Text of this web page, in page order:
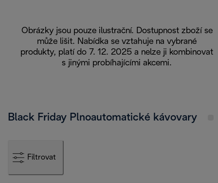
Obrázky jsou pouze ilustrační. Dostupnost zboží se
může lišit. Nabídka se vztahuje na vybrané
produkty, platí do 7. 12. 2025 a nelze ji kombinovat
s jinými probíhajícími akcemi.
Black Friday Plnoautomatické kávovary
Filtrovat